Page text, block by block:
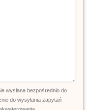
wysłana bezpośrednio do
do wysyłania zapytań